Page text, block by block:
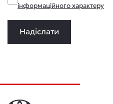
інформаційного характеру
Надіслати